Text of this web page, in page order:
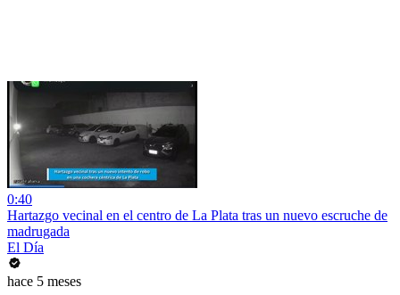
0:40
Hartazgo vecinal en el centro de La Plata tras un nuevo escruche de
madrugada
El Día
hace 5 meses